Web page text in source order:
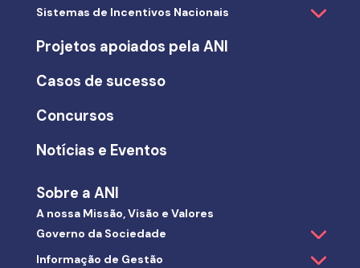
Sistemas de Incentivos Nacionais
Projetos apoiados pela ANI
Casos de sucesso
Concursos
Notícias e Eventos
Sobre a ANI
A nossa Missão, Visão e Valores
Governo da Sociedade
Informação de Gestão